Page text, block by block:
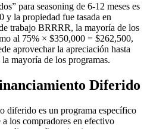
para seasoning de 6-12 meses es
y la propiedad fue tasada en
trabajo BRRRR, la mayoría de los
al 75% × $350,000 = $262,500,
aprovechar la apreciación hasta
mayoría de los programas.
Diferido
diferido es un programa específico
los compradores en efectivo